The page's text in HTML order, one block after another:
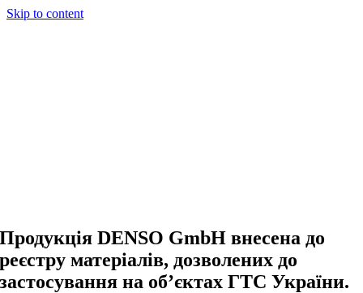
Skip to content
Продукція DENSO GmbH внесена до
реєстру матеріалів, дозволених до
застосування на об’єктах ГТС України.